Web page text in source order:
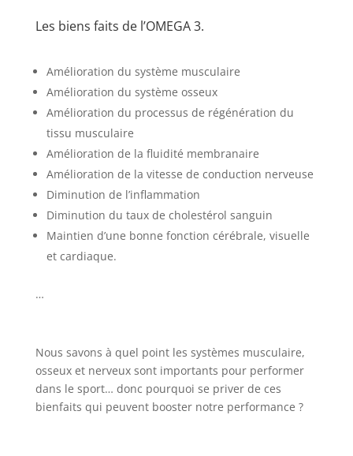
Les biens faits de l’OMEGA 3.
Amélioration du système musculaire
Amélioration du système osseux
Amélioration du processus de régénération du
tissu musculaire
Amélioration de la fluidité membranaire
Amélioration de la vitesse de conduction nerveuse
Diminution de l’inflammation
Diminution du taux de cholestérol sanguin
Maintien d’une bonne fonction cérébrale, visuelle
et cardiaque.
…
Nous savons à quel point les systèmes musculaire,
osseux et nerveux sont importants pour performer
dans le sport… donc pourquoi se priver de ces
bienfaits qui peuvent booster notre performance ?